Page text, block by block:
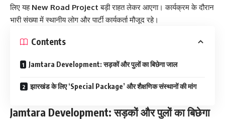
लिए यह New Road Project बड़ी राहत लेकर आएगा। कार्यक्रम के दौरान
भारी संख्या में स्थानीय लोग और पार्टी कार्यकर्ता मौजूद रहे।
Contents
Jamtara Development: सड़कों और पुलों का बिछेगा जाल
झारखंड के लिए ‘Special Package’ और शैक्षणिक संस्थानों की मांग
Jamtara Development: सड़कों और पुलों का बिछेगा